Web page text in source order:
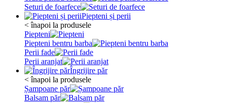
Seturi de foarfece
Piepteni și perii
< înapoi la produsele
Piepteni
Piepteni bentru barba
Perii fade
Perii aranjat
Îngrijire păr
< înapoi la produsele
Șampoane păr
Balsam păr